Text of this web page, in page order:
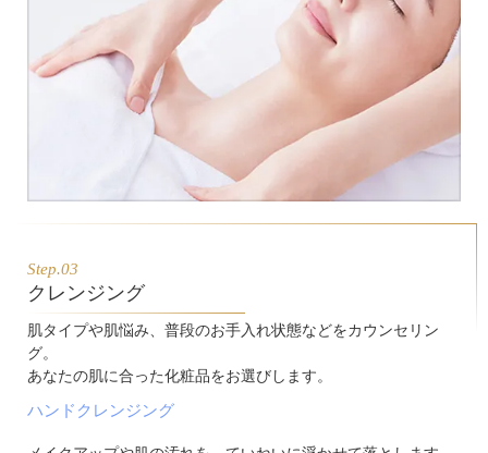
Step.03
クレンジング
肌タイプや肌悩み、普段のお手入れ状態などをカウンセリン
グ。
あなたの肌に合った化粧品をお選びします。
ハンドクレンジング